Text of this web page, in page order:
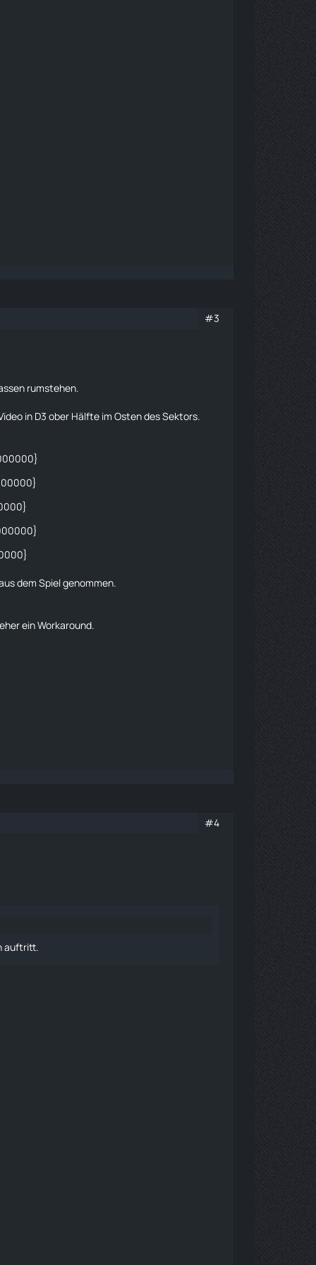
#3
rumstehen.
in D3 ober Hälfte im Osten des Sektors.
dem Spiel genommen.
ein Workaround.
#4
auftritt.